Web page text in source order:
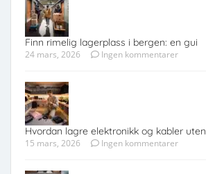
Finn rimelig lagerplass i bergen: en gui
24 mars, 2026 Ingen kommentarer
Hvordan lagre elektronikk og kabler uten
15 mars, 2026 Ingen kommentarer